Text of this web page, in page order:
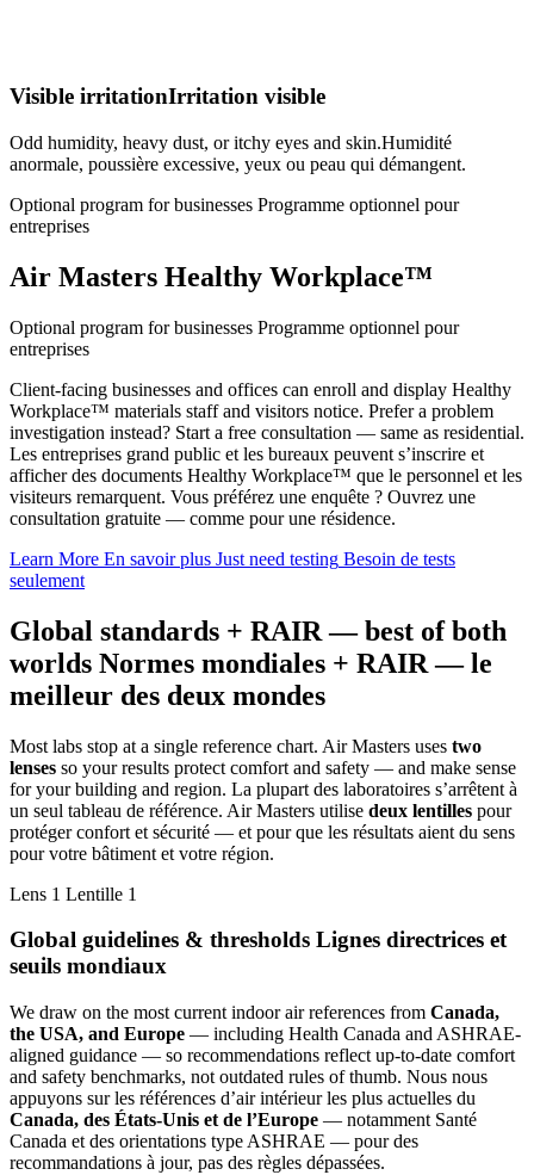
Visible irritationIrritation visible
Odd humidity, heavy dust, or itchy eyes and skin.Humidité
anormale, poussière excessive, yeux ou peau qui démangent.
Optional program for businesses Programme optionnel pour
entreprises
Air Masters Healthy Workplace™
Optional program for businesses Programme optionnel pour
entreprises
Client-facing businesses and offices can enroll and display Healthy
Workplace™ materials staff and visitors notice. Prefer a problem
investigation instead? Start a free consultation — same as residential.
Les entreprises grand public et les bureaux peuvent s’inscrire et
afficher des documents Healthy Workplace™ que le personnel et les
visiteurs remarquent. Vous préférez une enquête ? Ouvrez une
consultation gratuite — comme pour une résidence.
Learn More En savoir plus Just need testing Besoin de tests
seulement
Global standards + RAIR — best of both
worlds Normes mondiales + RAIR — le
meilleur des deux mondes
Most labs stop at a single reference chart. Air Masters uses two
lenses so your results protect comfort and safety — and make sense
for your building and region. La plupart des laboratoires s’arrêtent à
un seul tableau de référence. Air Masters utilise deux lentilles pour
protéger confort et sécurité — et pour que les résultats aient du sens
pour votre bâtiment et votre région.
Lens 1 Lentille 1
Global guidelines & thresholds Lignes directrices et
seuils mondiaux
We draw on the most current indoor air references from Canada,
the USA, and Europe — including Health Canada and ASHRAE-
aligned guidance — so recommendations reflect up-to-date comfort
and safety benchmarks, not outdated rules of thumb. Nous nous
appuyons sur les références d’air intérieur les plus actuelles du
Canada, des États-Unis et de l’Europe — notamment Santé
Canada et des orientations type ASHRAE — pour des
recommandations à jour, pas des règles dépassées.